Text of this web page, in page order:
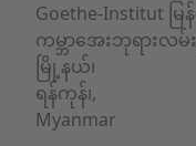
Goethe-Institut မြ
ကမ္ဘာအေးဘုရားလ
မြို့နယ်၊
ရန်ကုန်၊,
Myanmar